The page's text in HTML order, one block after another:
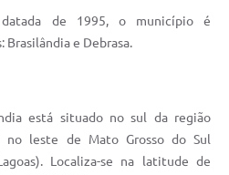
de 1995, o município é
e Debrasa.
está situado no sul da região
no leste de Mato Grosso do Sul
Localiza-se na latitude de